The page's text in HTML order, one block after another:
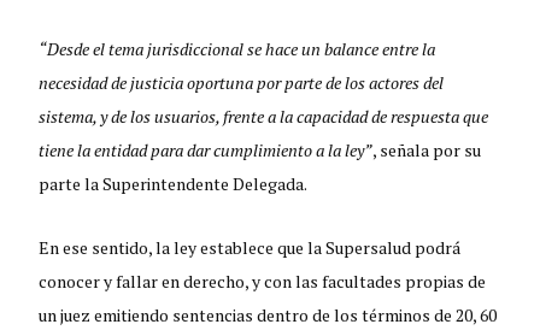
“Desde el tema jurisdiccional se hace un balance entre la
necesidad de justicia oportuna por parte de los actores del
sistema, y de los usuarios, frente a la capacidad de respuesta que
tiene la entidad para dar cumplimiento a la ley”, señala por su
parte la Superintendente Delegada.
En ese sentido, la ley establece que la Supersalud podrá
conocer y fallar en derecho, y con las facultades propias de
un juez emitiendo sentencias dentro de los términos de 20, 60